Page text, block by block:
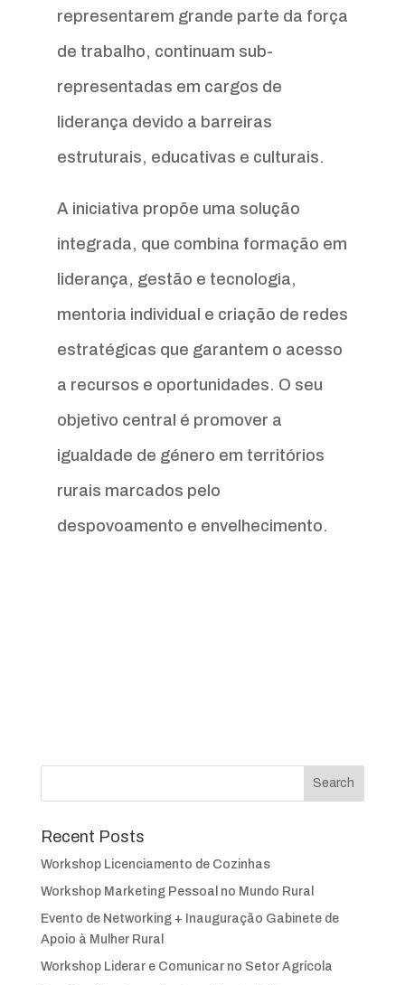
representarem grande parte da força
de trabalho, continuam sub-
representadas em cargos de
liderança devido a barreiras
estruturais, educativas e culturais.
A iniciativa propõe uma solução
integrada, que combina formação em
liderança, gestão e tecnologia,
mentoria individual e criação de redes
estratégicas que garantem o acesso
a recursos e oportunidades. O seu
objetivo central é promover a
igualdade de género em territórios
rurais marcados pelo
despovoamento e envelhecimento.
Recent Posts
Workshop Licenciamento de Cozinhas
Workshop Marketing Pessoal no Mundo Rural
Evento de Networking + Inauguração Gabinete de
Apoio à Mulher Rural
Workshop Liderar e Comunicar no Setor Agrícola